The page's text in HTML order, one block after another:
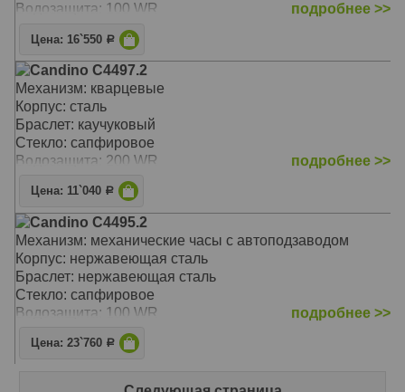
Водозащита: 100 WR
подробнее >>
Цена: 16`550 Р
Candino C4497.2
Механизм: кварцевые
Корпус: сталь
Браслет: каучуковый
Стекло: сапфировое
Водозащита: 200 WR
подробнее >>
Цена: 11`040 Р
Candino C4495.2
Механизм: механические часы с автоподзаводом
Корпус: нержавеющая сталь
Браслет: нержавеющая сталь
Стекло: сапфировое
Водозащита: 100 WR
подробнее >>
Цена: 23`760 Р